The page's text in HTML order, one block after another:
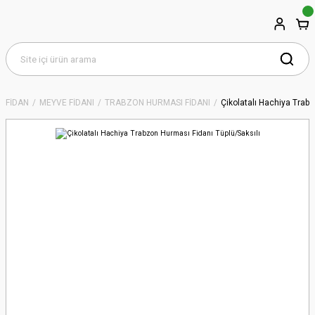
FİDAN MEYVE FİDANI TRABZON HURMASI FİDANI Çikolatalı Hachiya